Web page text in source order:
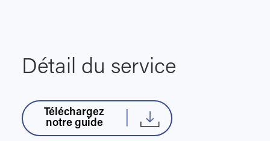
Détail du service
Téléchargez
notre guide